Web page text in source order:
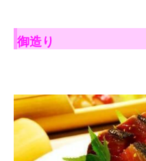
御造り